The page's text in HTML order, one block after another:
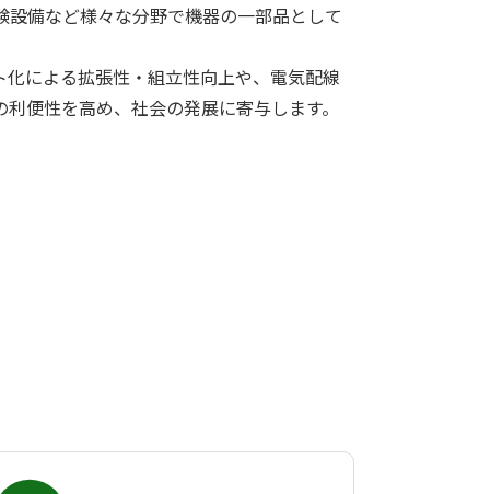
設備など様々な分野で機器の一部品として
化による拡張性・組立性向上や、電気配線
便性を高め、社会の発展に寄与します。